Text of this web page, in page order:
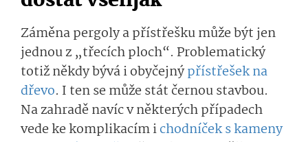
Záměna pergoly a přístřešku může být jen
jednou z „třecích ploch“. Problematický
totiž někdy bývá i obyčejnýpřístřešek na
dřevo. I ten se může stát černou stavbou.
Na zahradě navíc v některých případech
vede ke komplikacím ichodníček s kameny